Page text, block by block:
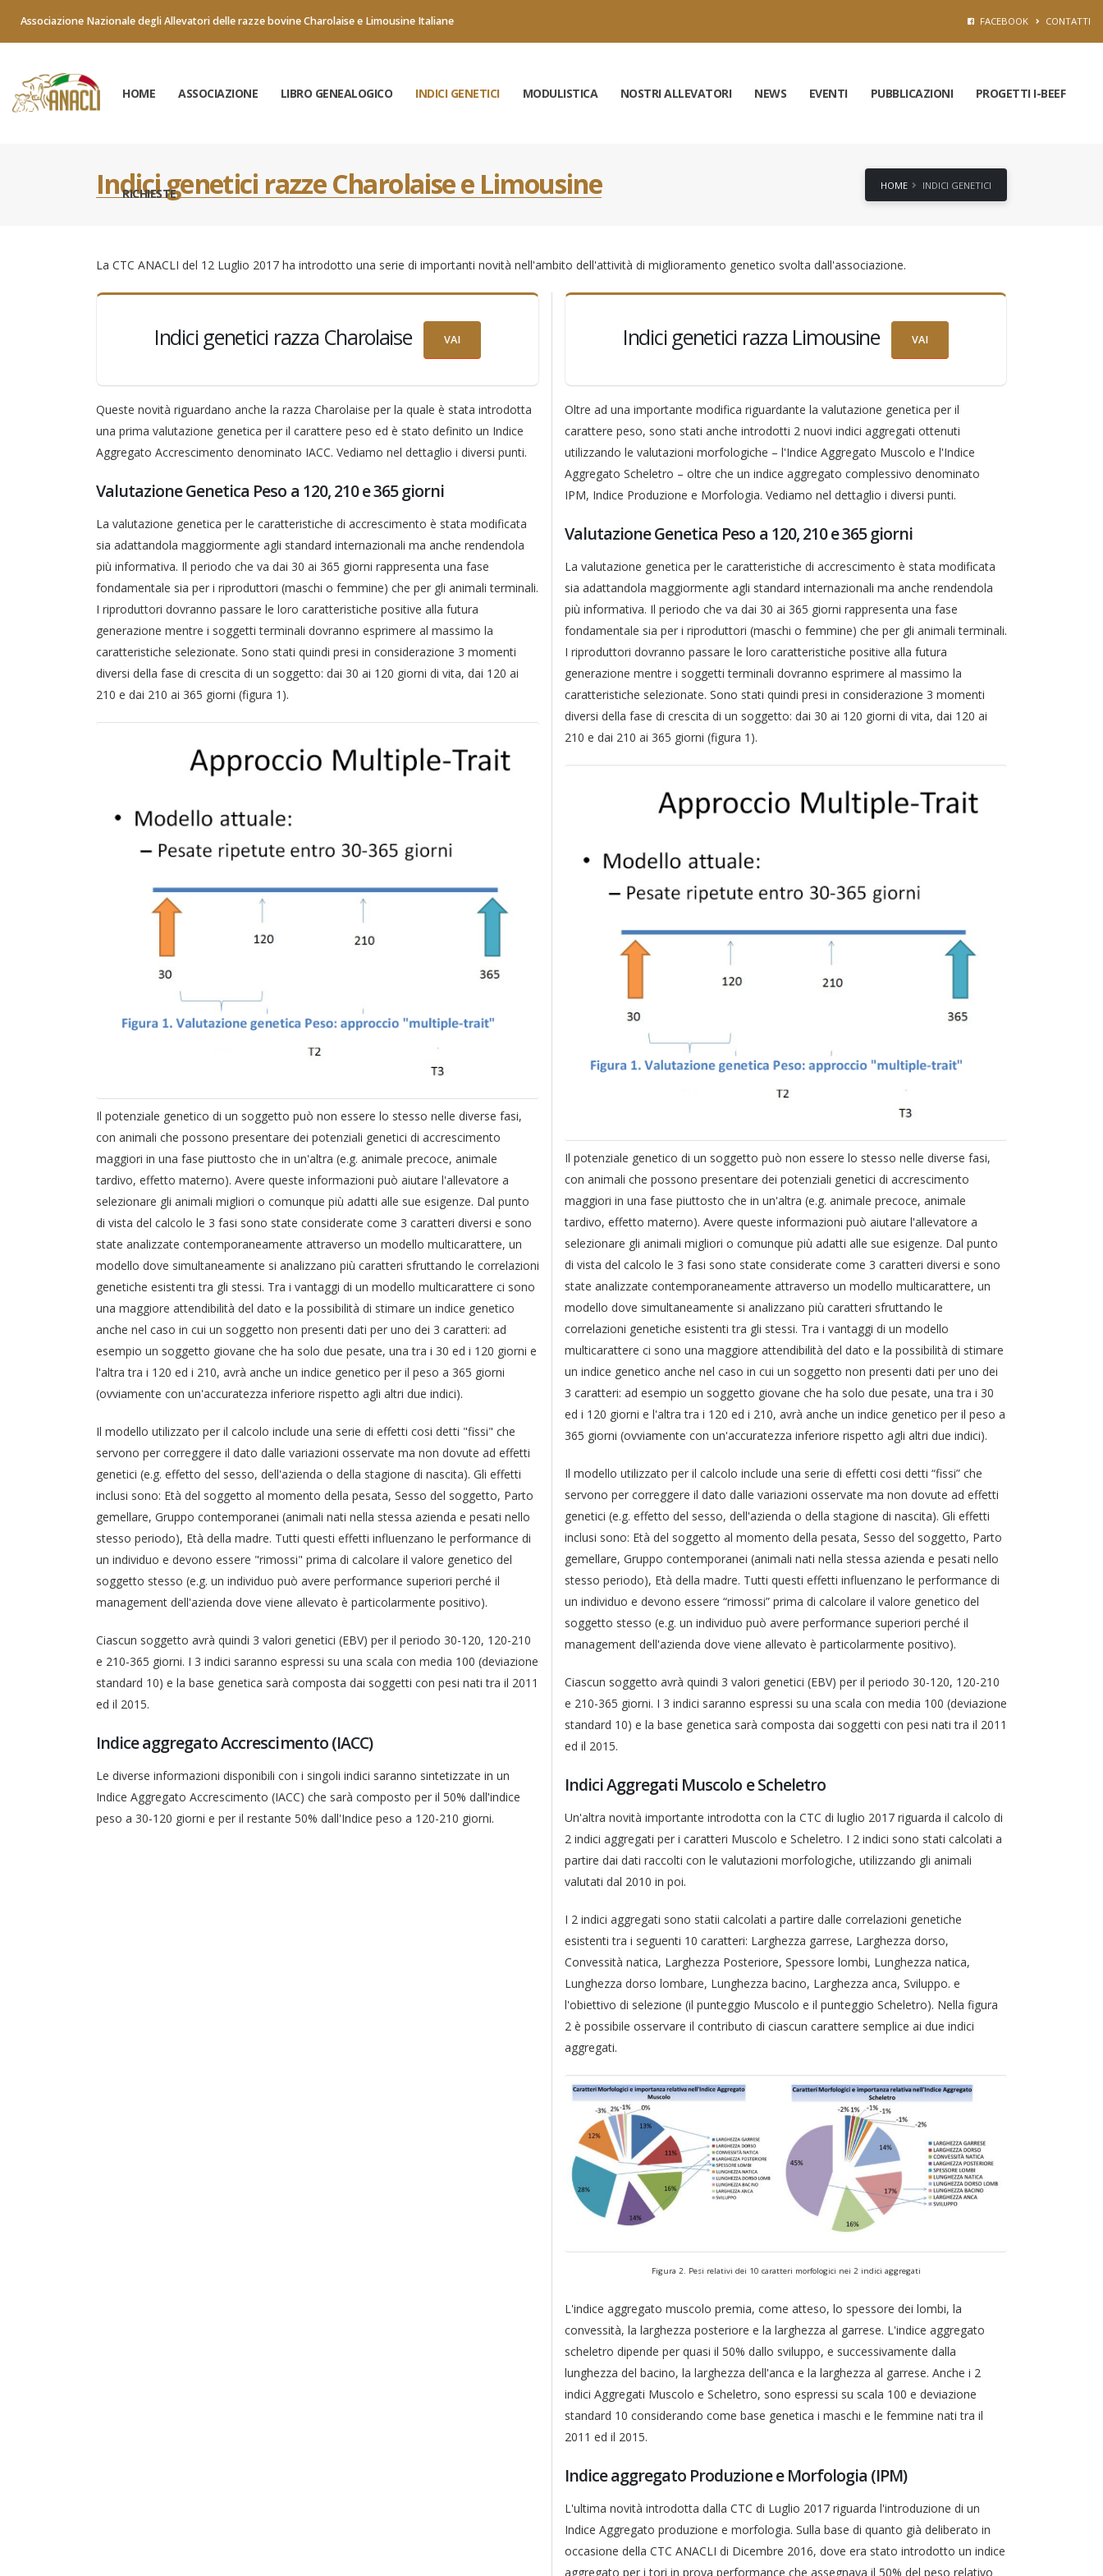
Associazione Nazionale degli Allevatori delle razze bovine Charolaise e Limousine Italiane FACEBOOK CONTATTI
HOME ASSOCIAZIONE LIBRO GENEALOGICO INDICI GENETICI MODULISTICA NOSTRI ALLEVATORI NEWS EVENTI PUBBLICAZIONI PROGETTI I-BEEF
RICHIESTE
Indici genetici razze Charolaise e Limousine HOME INDICI GENETICI
La CTC ANACLI del 12 Luglio 2017 ha introdotto una serie di importanti novità nell'ambito dell'attività di miglioramento genetico svolta dall'associazione.
Indici genetici razza Charolaise VAI
Queste novità riguardano anche la razza Charolaise per la quale è stata introdotta
una prima valutazione genetica per il carattere peso ed è stato definito un Indice
Aggregato Accrescimento denominato IACC. Vediamo nel dettaglio i diversi punti.
Valutazione Genetica Peso a 120, 210 e 365 giorni
La valutazione genetica per le caratteristiche di accrescimento è stata modificata
sia adattandola maggiormente agli standard internazionali ma anche rendendola
più informativa. Il periodo che va dai 30 ai 365 giorni rappresenta una fase
fondamentale sia per i riproduttori (maschi o femmine) che per gli animali terminali.
I riproduttori dovranno passare le loro caratteristiche positive alla futura
generazione mentre i soggetti terminali dovranno esprimere al massimo la
caratteristiche selezionate. Sono stati quindi presi in considerazione 3 momenti
diversi della fase di crescita di un soggetto: dai 30 ai 120 giorni di vita, dai 120 ai
210 e dai 210 ai 365 giorni (figura 1).
Il potenziale genetico di un soggetto può non essere lo stesso nelle diverse fasi,
con animali che possono presentare dei potenziali genetici di accrescimento
maggiori in una fase piuttosto che in un'altra (e.g. animale precoce, animale
tardivo, effetto materno). Avere queste informazioni può aiutare l'allevatore a
selezionare gli animali migliori o comunque più adatti alle sue esigenze. Dal punto
di vista del calcolo le 3 fasi sono state considerate come 3 caratteri diversi e sono
state analizzate contemporaneamente attraverso un modello multicarattere, un
modello dove simultaneamente si analizzano più caratteri sfruttando le correlazioni
genetiche esistenti tra gli stessi. Tra i vantaggi di un modello multicarattere ci sono
una maggiore attendibilità del dato e la possibilità di stimare un indice genetico
anche nel caso in cui un soggetto non presenti dati per uno dei 3 caratteri: ad
esempio un soggetto giovane che ha solo due pesate, una tra i 30 ed i 120 giorni e
l'altra tra i 120 ed i 210, avrà anche un indice genetico per il peso a 365 giorni
(ovviamente con un'accuratezza inferiore rispetto agli altri due indici).
Il modello utilizzato per il calcolo include una serie di effetti cosi detti "fissi" che
servono per correggere il dato dalle variazioni osservate ma non dovute ad effetti
genetici (e.g. effetto del sesso, dell'azienda o della stagione di nascita). Gli effetti
inclusi sono: Età del soggetto al momento della pesata, Sesso del soggetto, Parto
gemellare, Gruppo contemporanei (animali nati nella stessa azienda e pesati nello
stesso periodo), Età della madre. Tutti questi effetti influenzano le performance di
un individuo e devono essere "rimossi" prima di calcolare il valore genetico del
soggetto stesso (e.g. un individuo può avere performance superiori perché il
management dell'azienda dove viene allevato è particolarmente positivo).
Ciascun soggetto avrà quindi 3 valori genetici (EBV) per il periodo 30-120, 120-210
e 210-365 giorni. I 3 indici saranno espressi su una scala con media 100 (deviazione
standard 10) e la base genetica sarà composta dai soggetti con pesi nati tra il 2011
ed il 2015.
Indice aggregato Accrescimento (IACC)
Le diverse informazioni disponibili con i singoli indici saranno sintetizzate in un
Indice Aggregato Accrescimento (IACC) che sarà composto per il 50% dall'indice
peso a 30-120 giorni e per il restante 50% dall'Indice peso a 120-210 giorni.
Indici genetici razza Limousine VAI
Oltre ad una importante modifica riguardante la valutazione genetica per il
carattere peso, sono stati anche introdotti 2 nuovi indici aggregati ottenuti
utilizzando le valutazioni morfologiche – l'Indice Aggregato Muscolo e l'Indice
Aggregato Scheletro – oltre che un indice aggregato complessivo denominato
IPM, Indice Produzione e Morfologia. Vediamo nel dettaglio i diversi punti.
Valutazione Genetica Peso a 120, 210 e 365 giorni
La valutazione genetica per le caratteristiche di accrescimento è stata modificata
sia adattandola maggiormente agli standard internazionali ma anche rendendola
più informativa. Il periodo che va dai 30 ai 365 giorni rappresenta una fase
fondamentale sia per i riproduttori (maschi o femmine) che per gli animali terminali.
I riproduttori dovranno passare le loro caratteristiche positive alla futura
generazione mentre i soggetti terminali dovranno esprimere al massimo la
caratteristiche selezionate. Sono stati quindi presi in considerazione 3 momenti
diversi della fase di crescita di un soggetto: dai 30 ai 120 giorni di vita, dai 120 ai
210 e dai 210 ai 365 giorni (figura 1).
Il potenziale genetico di un soggetto può non essere lo stesso nelle diverse fasi,
con animali che possono presentare dei potenziali genetici di accrescimento
maggiori in una fase piuttosto che in un'altra (e.g. animale precoce, animale
tardivo, effetto materno). Avere queste informazioni può aiutare l'allevatore a
selezionare gli animali migliori o comunque più adatti alle sue esigenze. Dal punto
di vista del calcolo le 3 fasi sono state considerate come 3 caratteri diversi e sono
state analizzate contemporaneamente attraverso un modello multicarattere, un
modello dove simultaneamente si analizzano più caratteri sfruttando le
correlazioni genetiche esistenti tra gli stessi. Tra i vantaggi di un modello
multicarattere ci sono una maggiore attendibilità del dato e la possibilità di stimare
un indice genetico anche nel caso in cui un soggetto non presenti dati per uno dei
3 caratteri: ad esempio un soggetto giovane che ha solo due pesate, una tra i 30
ed i 120 giorni e l'altra tra i 120 ed i 210, avrà anche un indice genetico per il peso a
365 giorni (ovviamente con un'accuratezza inferiore rispetto agli altri due indici).
Il modello utilizzato per il calcolo include una serie di effetti cosi detti “fissi” che
servono per correggere il dato dalle variazioni osservate ma non dovute ad effetti
genetici (e.g. effetto del sesso, dell'azienda o della stagione di nascita). Gli effetti
inclusi sono: Età del soggetto al momento della pesata, Sesso del soggetto, Parto
gemellare, Gruppo contemporanei (animali nati nella stessa azienda e pesati nello
stesso periodo), Età della madre. Tutti questi effetti influenzano le performance di
un individuo e devono essere “rimossi” prima di calcolare il valore genetico del
soggetto stesso (e.g. un individuo può avere performance superiori perché il
management dell'azienda dove viene allevato è particolarmente positivo).
Ciascun soggetto avrà quindi 3 valori genetici (EBV) per il periodo 30-120, 120-210
e 210-365 giorni. I 3 indici saranno espressi su una scala con media 100 (deviazione
standard 10) e la base genetica sarà composta dai soggetti con pesi nati tra il 2011
ed il 2015.
Indici Aggregati Muscolo e Scheletro
Un'altra novità importante introdotta con la CTC di luglio 2017 riguarda il calcolo di
2 indici aggregati per i caratteri Muscolo e Scheletro. I 2 indici sono stati calcolati a
partire dai dati raccolti con le valutazioni morfologiche, utilizzando gli animali
valutati dal 2010 in poi.
I 2 indici aggregati sono statii calcolati a partire dalle correlazioni genetiche
esistenti tra i seguenti 10 caratteri: Larghezza garrese, Larghezza dorso,
Convessità natica, Larghezza Posteriore, Spessore lombi, Lunghezza natica,
Lunghezza dorso lombare, Lunghezza bacino, Larghezza anca, Sviluppo. e
l'obiettivo di selezione (il punteggio Muscolo e il punteggio Scheletro). Nella figura
2 è possibile osservare il contributo di ciascun carattere semplice ai due indici
aggregati.
Figura 2. Pesi relativi dei 10 caratteri morfologici nei 2 indici aggregati
L'indice aggregato muscolo premia, come atteso, lo spessore dei lombi, la
convessità, la larghezza posteriore e la larghezza al garrese. L'indice aggregato
scheletro dipende per quasi il 50% dallo sviluppo, e successivamente dalla
lunghezza del bacino, la larghezza dell'anca e la larghezza al garrese. Anche i 2
indici Aggregati Muscolo e Scheletro, sono espressi su scala 100 e deviazione
standard 10 considerando come base genetica i maschi e le femmine nati tra il
2011 ed il 2015.
Indice aggregato Produzione e Morfologia (IPM)
L'ultima novità introdotta dalla CTC di Luglio 2017 riguarda l'introduzione di un
Indice Aggregato produzione e morfologia. Sulla base di quanto già deliberato in
occasione della CTC ANACLI di Dicembre 2016, dove era stato introdotto un indice
aggregato per i tori in prova performance che assegnava il 50% del peso relativo